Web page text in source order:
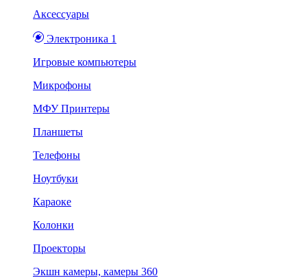
Аксессуары
Электроника 1
Игровые компьютеры
Микрофоны
МФУ Принтеры
Планшеты
Телефоны
Ноутбуки
Караоке
Колонки
Проекторы
Экшн камеры, камеры 360